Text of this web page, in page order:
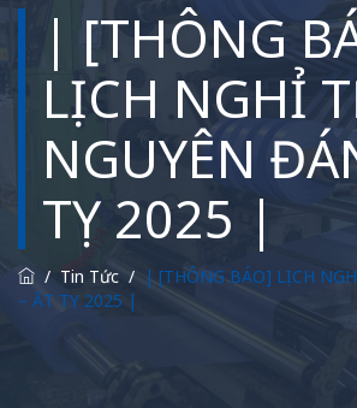
| [THÔNG
LỊCH NGHỈ
NGUYÊN
TỴ 2025 |
/ Tin Tức / | [THÔNG BÁO] LỊCH
– ẤT TỴ 2025 |